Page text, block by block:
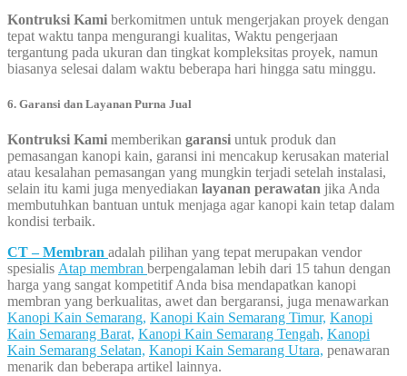
Kontruksi Kami berkomitmen untuk mengerjakan proyek dengan
tepat waktu tanpa mengurangi kualitas, Waktu pengerjaan
tergantung pada ukuran dan tingkat kompleksitas proyek, namun
biasanya selesai dalam waktu beberapa hari hingga satu minggu.
6. Garansi dan Layanan Purna Jual
Kontruksi Kami memberikan garansi untuk produk dan
pemasangan kanopi kain, garansi ini mencakup kerusakan material
atau kesalahan pemasangan yang mungkin terjadi setelah instalasi,
selain itu kami juga menyediakan layanan perawatan jika Anda
membutuhkan bantuan untuk menjaga agar kanopi kain tetap dalam
kondisi terbaik.
CT – Membran adalah pilihan yang tepat merupakan vendor
spesialis Atap membran berpengalaman lebih dari 15 tahun dengan
harga yang sangat kompetitif Anda bisa mendapatkan kanopi
membran yang berkualitas, awet dan bergaransi, juga menawarkan
Kanopi Kain Semarang, Kanopi Kain Semarang Timur, Kanopi
Kain Semarang Barat, Kanopi Kain Semarang Tengah, Kanopi
Kain Semarang Selatan, Kanopi Kain Semarang Utara, penawaran
menarik dan beberapa artikel lainnya.